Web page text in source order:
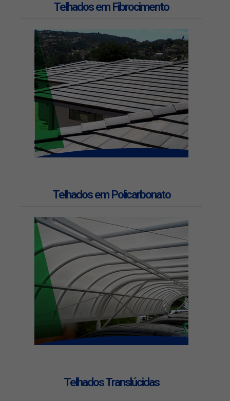
Telhados em Fibrocimento
Telhados em Policarbonato
Telhados Translúcidas